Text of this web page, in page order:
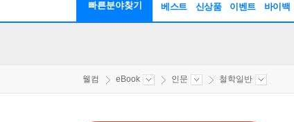
빠른분야찾기 베스트 신상품 이벤트 바이백
웰컴 eBook 인문 철학일반